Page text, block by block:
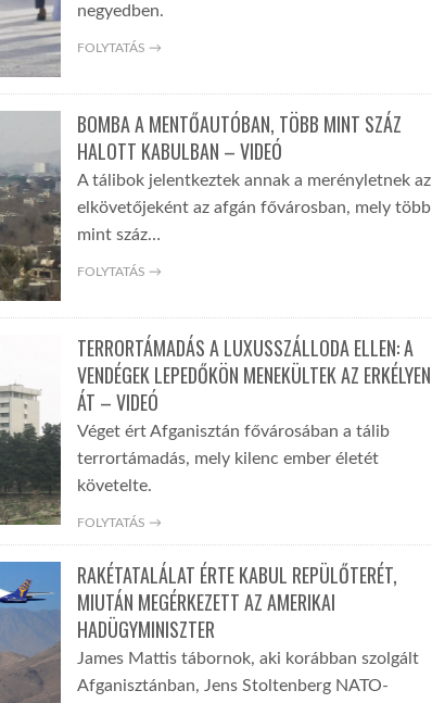
negyedben.
FOLYTATÁS →
BOMBA A MENTŐAUTÓBAN, TÖBB MINT SZÁZ
HALOTT KABULBAN – VIDEÓ
A tálibok jelentkeztek annak a merényletnek az
elkövetőjeként az afgán fővárosban, mely több
mint száz…
FOLYTATÁS →
TERRORTÁMADÁS A LUXUSSZÁLLODA ELLEN: A
VENDÉGEK LEPEDŐKÖN MENEKÜLTEK AZ ERKÉLYEN
ÁT – VIDEÓ
Véget ért Afganisztán fővárosában a tálib
terrortámadás, mely kilenc ember életét
követelte.
FOLYTATÁS →
RAKÉTATALÁLAT ÉRTE KABUL REPÜLŐTERÉT,
MIUTÁN MEGÉRKEZETT AZ AMERIKAI
HADÜGYMINISZTER
James Mattis tábornok, aki korábban szolgált
Afganisztánban, Jens Stoltenberg NATO-